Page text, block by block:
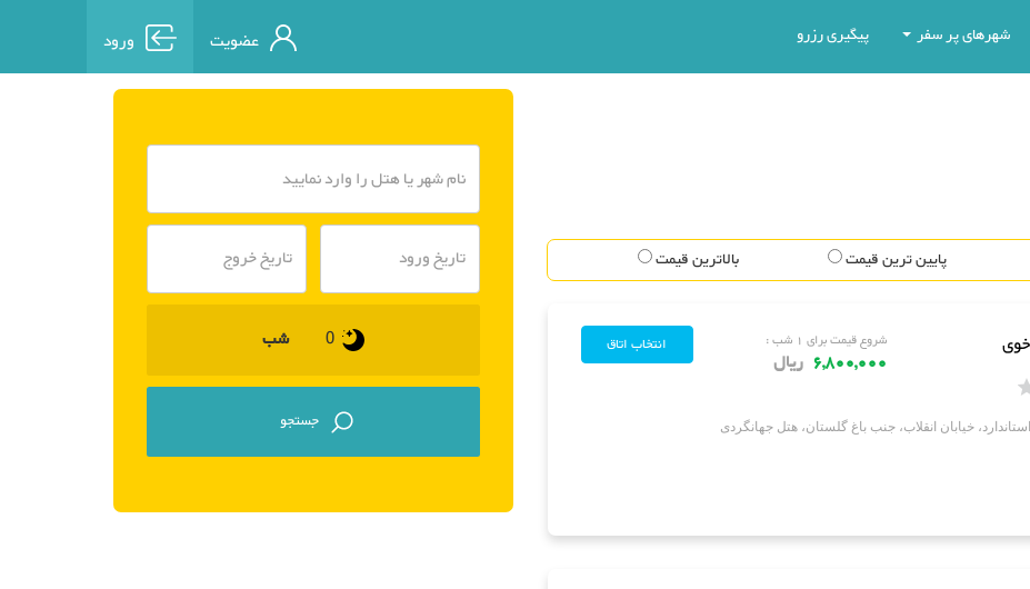
شهرهای پر سفر پیگیری رزرو عضویت ورود
پایین ترین قیمت بالاترین قیمت
شروع قیمت برای ۱ شب :
6,800,000 ریال
خیابان انقلاب، جنب باغ گلستان، هتل جهانگردی
شب